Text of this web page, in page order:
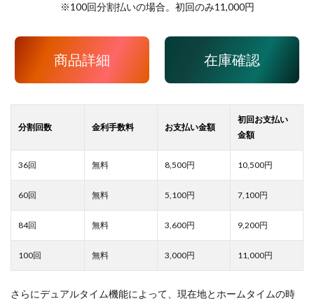
※100回分割払いの場合。初回のみ11,000円
商品詳細 在庫確認
8,500 10,500
5,100 7,100
3,600 9,200
3,000 11,000
さらにデュアルタイム機能によって、現在地とホームタイムの時